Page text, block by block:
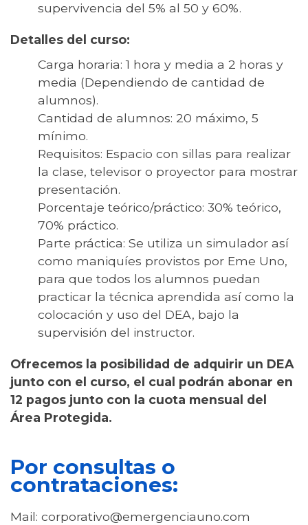
supervivencia del 5% al 50 y 60%.
Detalles del curso:
Carga horaria: 1 hora y media a 2 horas y
media (Dependiendo de cantidad de
alumnos).
Cantidad de alumnos: 20 máximo, 5
mínimo.
Requisitos: Espacio con sillas para realizar
la clase, televisor o proyector para mostrar
presentación.
Porcentaje teórico/práctico: 30% teórico,
70% práctico.
Parte práctica: Se utiliza un simulador así
como maniquíes provistos por Eme Uno,
para que todos los alumnos puedan
practicar la técnica aprendida así como la
colocación y uso del DEA, bajo la
supervisión del instructor.
Ofrecemos la posibilidad de adquirir un DEA
junto con el curso, el cual podrán abonar en
12 pagos junto con la cuota mensual del
Área Protegida.
Por consultas o
contrataciones:
Mail: corporativo@emergenciauno.com